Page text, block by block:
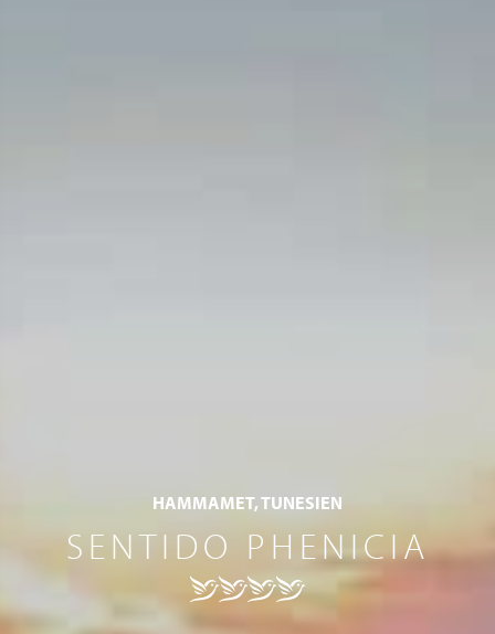
HAMMAMET, TUNESIEN
SENTIDO PHENICIA